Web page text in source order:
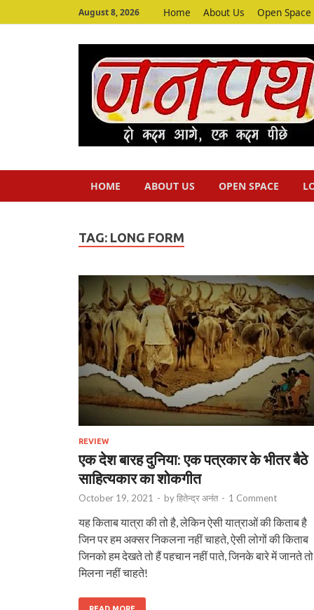
August 8, 2026 Home About Us Open Space
HOME ABOUT US OPEN SPACE
TAG: LONG FORM
REVIEW
एक देश बारह दुनिया: एक पत्रकार के भीतर बैठे
साहित्यकार का शोकगीत
October 19, 2021 - byहितेन्द्र अनंत - 1 Comment
यह किताब यात्रा की तो है, लेकिन ऐसी यात्राओं की किताब है
जिन पर हम अक्सर निकलना नहीं चाहते, ऐसी लोगों की किताब
जिनको हम देखते तो हैं पहचान नहीं पाते, जिनके बारे में जानते
मिलना नहीं चाहते!